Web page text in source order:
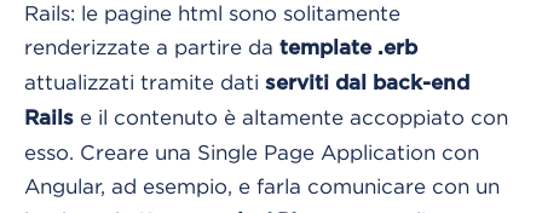
Rails: le pagine html sono solitamente
renderizzate a partire da template .erb
attualizzati tramite dati serviti dal back-end
Rails e il contenuto è altamente accoppiato con
esso. Creare una Single Page Application con
Angular, ad esempio, e farla comunicare con un